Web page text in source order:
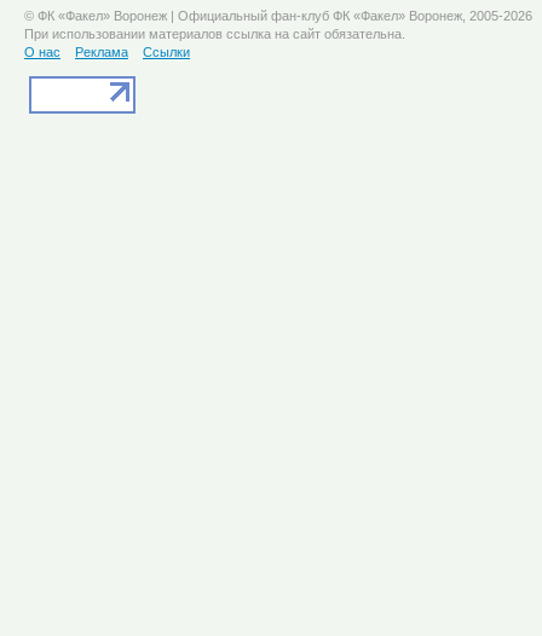
© ФК «Факел» Воронеж | Официальный фан-клуб ФК «Факел» Воронеж, 2005-2026
При использовании материалов ссылка на сайт обязательна.
О нас
Реклама Ссылки